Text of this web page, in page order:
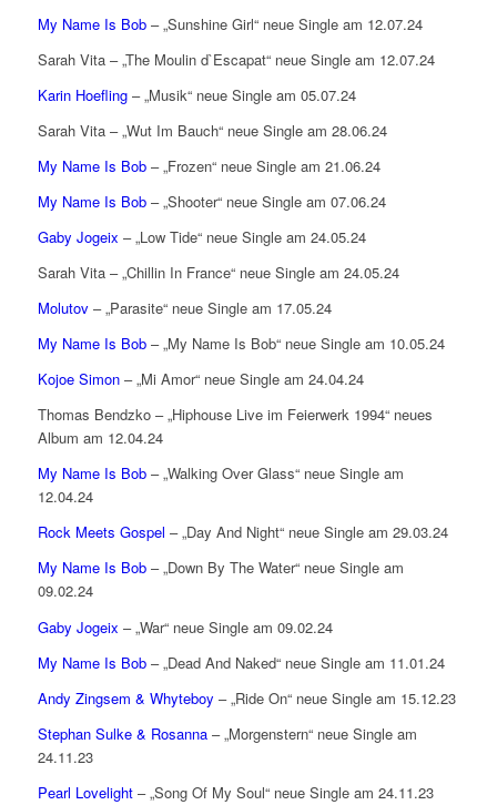
My Name Is Bob– „Sunshine Girl“ neue Single am 12.07.24
Sarah Vita – „The Moulin d`Escapat“ neue Single am 12.07.24
Karin Hoefling– „Musik“ neue Single am 05.07.24
Sarah Vita – „Wut Im Bauch“ neue Single am 28.06.24
My Name Is Bob– „Frozen“ neue Single am 21.06.24
My Name Is Bob– „Shooter“ neue Single am 07.06.24
Gaby Jogeix – „Low Tide“ neue Single am 24.05.24
Sarah Vita – „Chillin In France“ neue Single am 24.05.24
Molutov– „Parasite“ neue Single am 17.05.24
My Name Is Bob– „My Name Is Bob“ neue Single am 10.05.24
Kojoe Simon– „Mi Amor“ neue Single am 24.04.24
Thomas Bendzko – „Hiphouse Live im Feierwerk 1994“ neues
Album am 12.04.24
My Name Is Bob– „Walking Over Glass“ neue Single am
12.04.24
Rock Meets Gospel – „Day And Night“ neue Single am 29.03.24
My Name Is Bob– „Down By The Water“ neue Single am
09.02.24
Gaby Jogeix – „War“ neue Single am 09.02.24
My Name Is Bob– „Dead And Naked“ neue Single am 11.01.24
Andy Zingsem & Whyteboy – „Ride On“ neue Single am 15.12.23
Stephan Sulke & Rosanna– „Morgenstern“ neue Single am
24.11.23
Pearl Lovelight– „Song Of My Soul“ neue Single am 24.11.23